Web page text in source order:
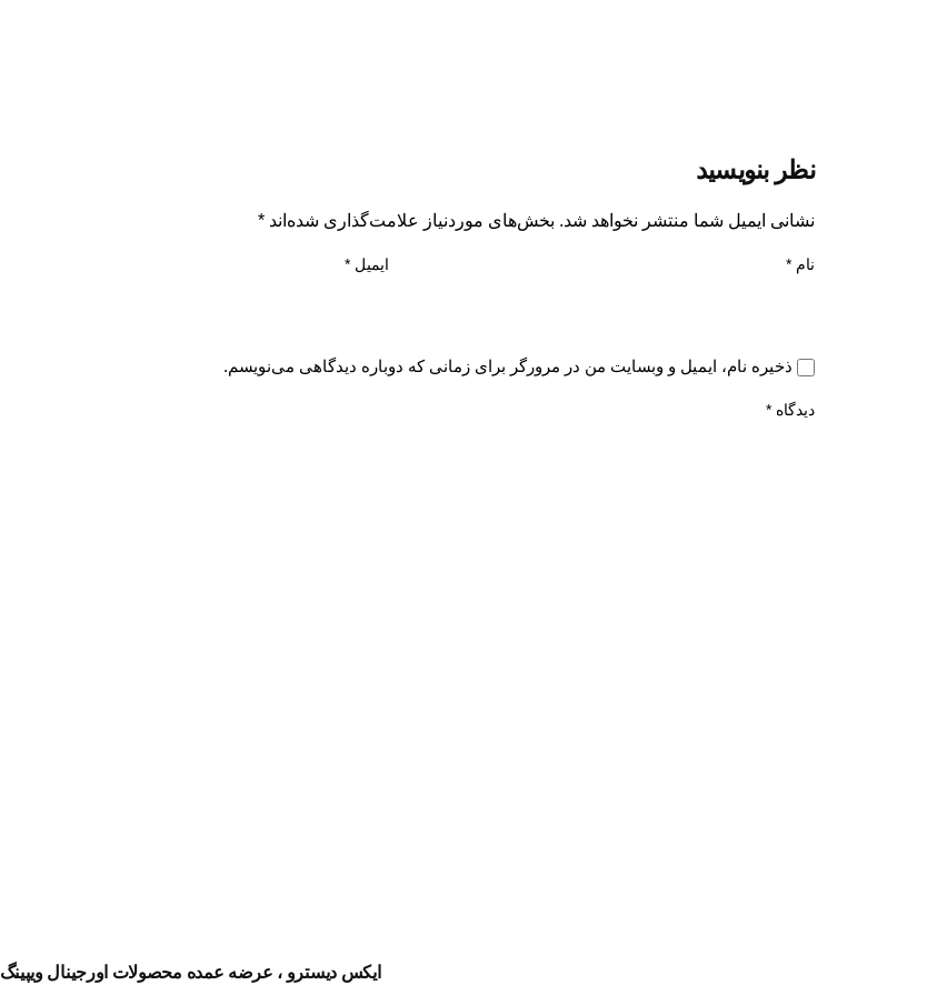
نظر بنویسید
نشانی ایمیل شما منتشر نخواهد شد. بخش‌های موردنیاز علامت‌گذاری شده‌اند*
نام* ایمیل *
ذخیره نام، ایمیل و وبسایت من در مرورگر برای زمانی که دوباره دیدگاهی می‌نویسم.
دیدگاه*
ایکس دیسترو ، عرضه عمده محصولات اورجینال ویپینگ